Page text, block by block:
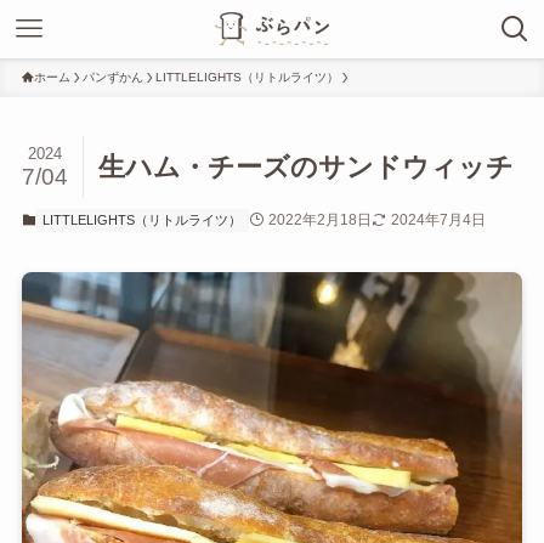
ホーム パンずかん LITTLELIGHTS（リトルライツ）
生ハム・チーズのサンドウィッチ
2024
7/04
LITTLELIGHTS（リトルライツ） 2022年2月18日 2024年7月4日